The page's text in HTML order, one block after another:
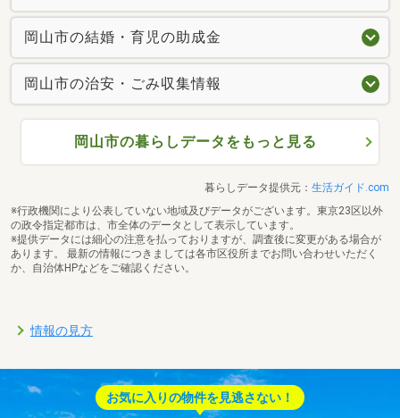
岡山市の結婚・育児の助成金
岡山市の治安・ごみ収集情報
岡山市の暮らしデータをもっと見る
暮らしデータ提供元： 生活ガイド.com
※行政機関により公表していない地域及びデータがございます。東京23区以外
の政令指定都市は、市全体のデータとして表示しています。
※提供データには細心の注意を払っておりますが、調査後に変更がある場合が
あります。 最新の情報につきましては各市区役所までお問い合わせいただく
か、自治体HPなどをご確認ください。
情報の見方
お気に入りの物件を見逃さない！